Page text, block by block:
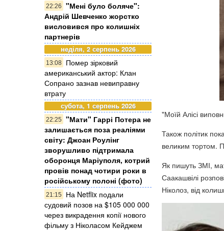
22:26
"Мені було боляче":
Андрій Шевченко жорстко
висловився про колишніх
партнерів
неділя, 2 серпень 2026
13:08
Помер зірковий
американський актор: Клан
Сопрано зазнав невиправну
втрату
субота, 1 серпень 2026
22:25
"Мати" Гаррі Потера не
залишається поза реаліями
світу: Джоан Роулінг
зворушливо підтримала
оборонця Маріуполя, котрий
провів понад чотири роки в
російському полоні (фото)
21:15
На Netflix подали
судовий позов на $105 000 000
через викрадення копії нового
фільму з Ніколасом Кейджем
"Моїй Алісі
Також політик
великим тортом.
Як пишуть ЗМІ,
Саакашвілі
Ніколоз, від